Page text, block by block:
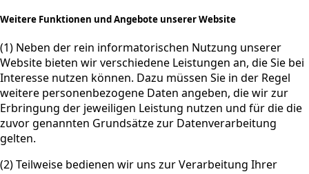
Weitere Funktionen und Angebote unserer Website
(1) Neben der rein informatorischen Nutzung unserer
Website bieten wir verschiedene Leistungen an, die Sie bei
Interesse nutzen können. Dazu müssen Sie in der Regel
weitere personenbezogene Daten angeben, die wir zur
Erbringung der jeweiligen Leistung nutzen und für die die
zuvor genannten Grundsätze zur Datenverarbeitung
gelten.
(2) Teilweise bedienen wir uns zur Verarbeitung Ihrer